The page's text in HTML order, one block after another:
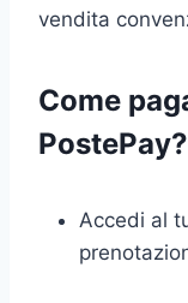
vendita
Come
PostePay?
Accedi al